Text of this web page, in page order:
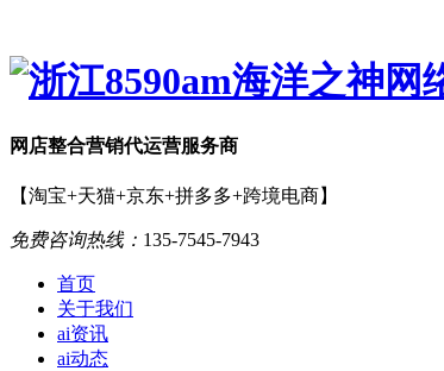
网店整合营销代运营服务商
【淘宝+天猫+京东+拼多多+跨境电商】
免费咨询热线： 135-7545-7943
首页
关于我们
ai资讯
ai动态